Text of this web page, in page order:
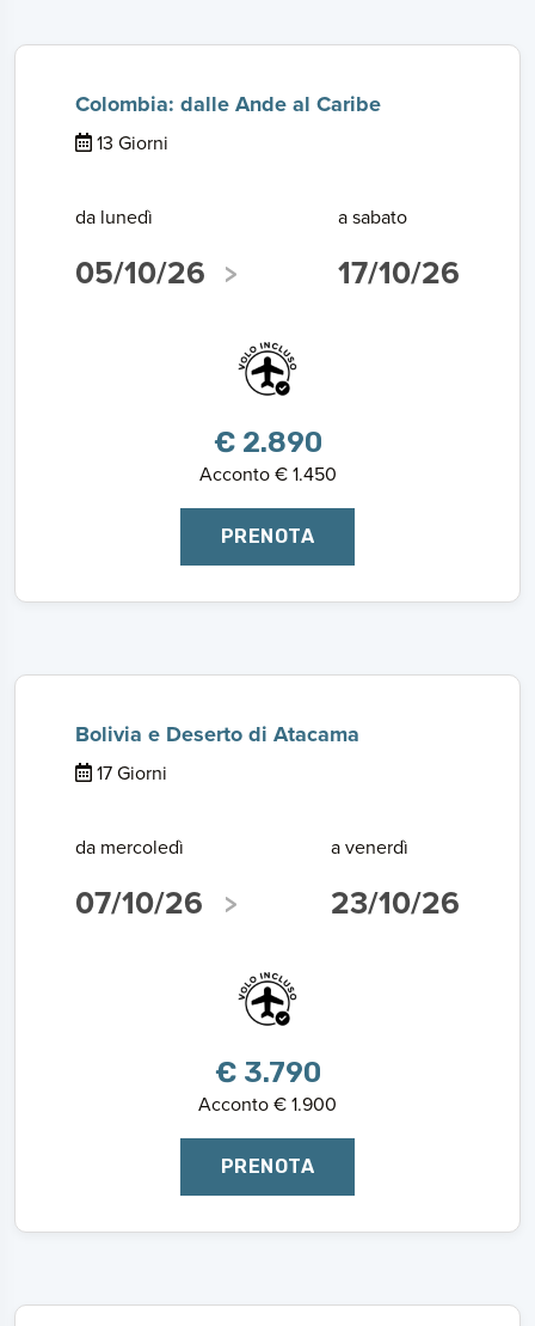
Colombia: dalle Ande al Caribe
13 Giorni
da lunedì
05/10/26
a sabato
17/10/26
€ 2.890
Acconto € 1.450
PRENOTA
Bolivia e Deserto di Atacama
17 Giorni
da mercoledì
07/10/26
a venerdì
23/10/26
€ 3.790
Acconto € 1.900
PRENOTA